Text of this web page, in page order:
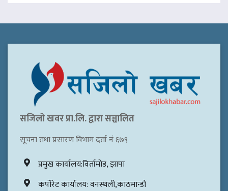
सजिलो खवर प्रा.लि. द्वारा सञ्चालित
सूचना तथा प्रसारण विभाग दर्ता नं ६७९
प्रमुख कार्यालय:विर्तामोड, झापा
कर्पोरेट कार्यालय: वनस्थली,काठमान्डौ